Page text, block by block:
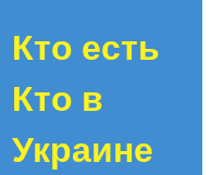
Кто есть
Кто в
Украине